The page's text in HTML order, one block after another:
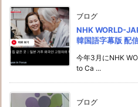
ブログ
NHK WORLD-
韓国語字幕版 配
今年3月にNHK
to Ca ...
ブログ